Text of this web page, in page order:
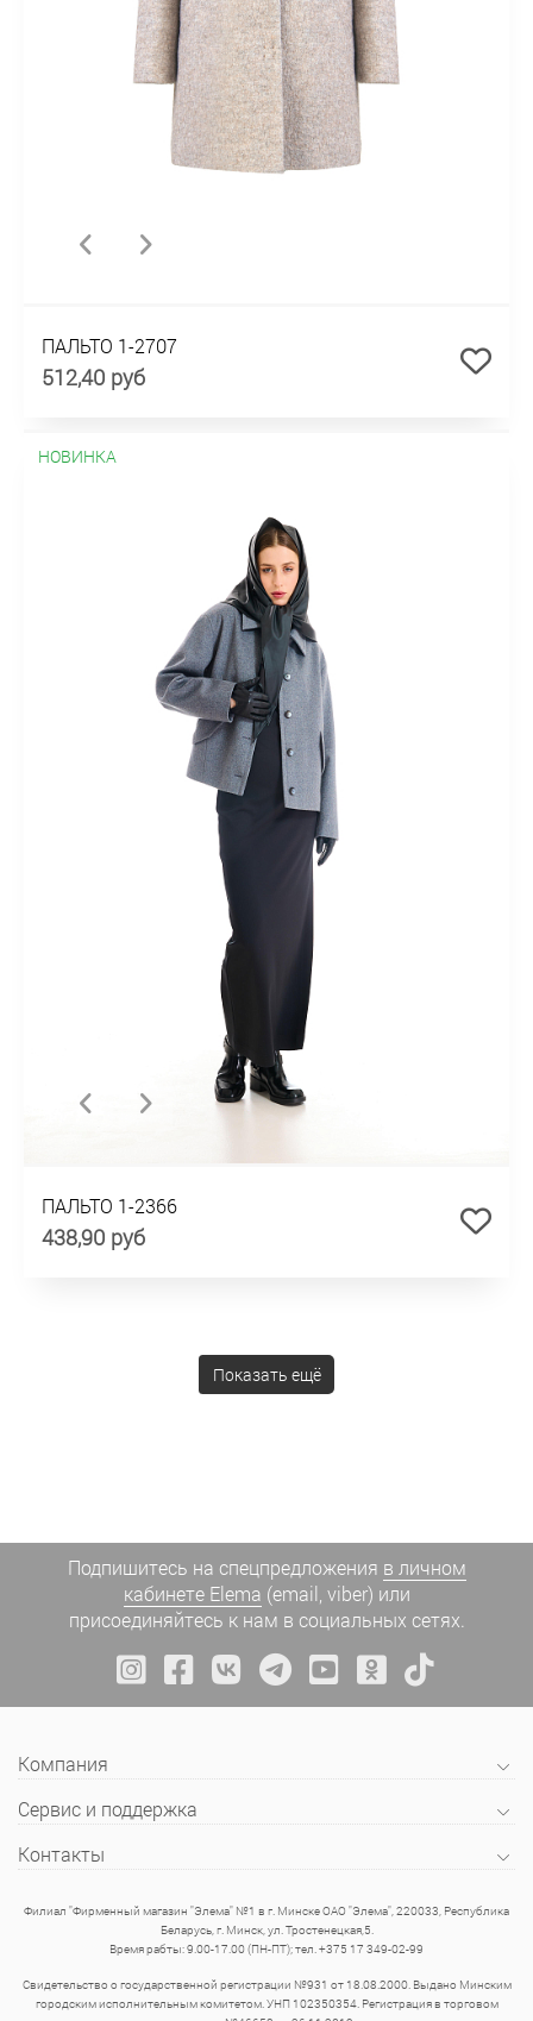
ПАЛЬТО 1-2707
512,40 руб
НОВИНКА
ПАЛЬТО 1-2366
438,90 руб
Показать ещё
Подпишитесь на спецпредложения в личном
кабинете Elema (email, viber) или
присоединяйтесь к нам в социальных сетях.
Компания
Сервис и поддержка
Контакты
Филиал "Фирменный магазин "Элема" №1 в г. Минске ОАО "Элема", 220033, Республика
Беларусь, г. Минск, ул. Тростенецкая,5.
Время рабты: 9.00-17.00 (ПН-ПТ); тел. +375 17 349-02-99
Свидетельство о государственной регистрации №931 от 18.08.2000. Выдано Минским
городским исполнительным комитетом. УНП 102350354. Регистрация в торговом